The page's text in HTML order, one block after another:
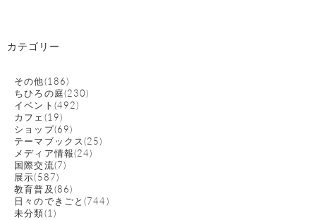
カテゴリー
その他(186)
ちひろの庭(230)
イベント(492)
カフェ(19)
ショップ(69)
テーマブックス(25)
メディア情報(24)
国際交流(7)
展示(587)
教育普及(86)
日々のできごと(744)
未分類(1)